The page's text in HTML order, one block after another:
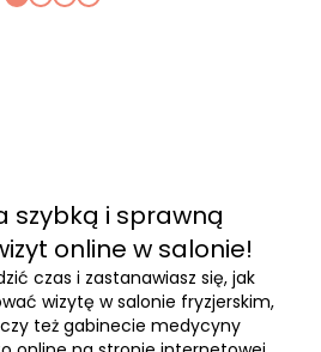
szybką i sprawną
online w salonie!
czas i zastanawiasz się, jak
wizytę w salonie fryzjerskim,
też gabinecie medycyny